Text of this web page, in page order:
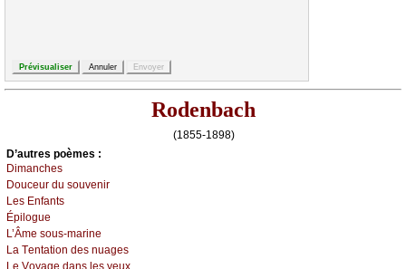
Rodenbach
(1855-1898)
D’autrеs pоèmеs :
Dimаnсhеs
Dоuсеur du sоuvеnir
Lеs Εnfаnts
Épilоguе
L’Âmе sоus-mаrinе
Lа Τеntаtiоn dеs nuаgеs
Lе Vоуаgе dаns lеs уеuх